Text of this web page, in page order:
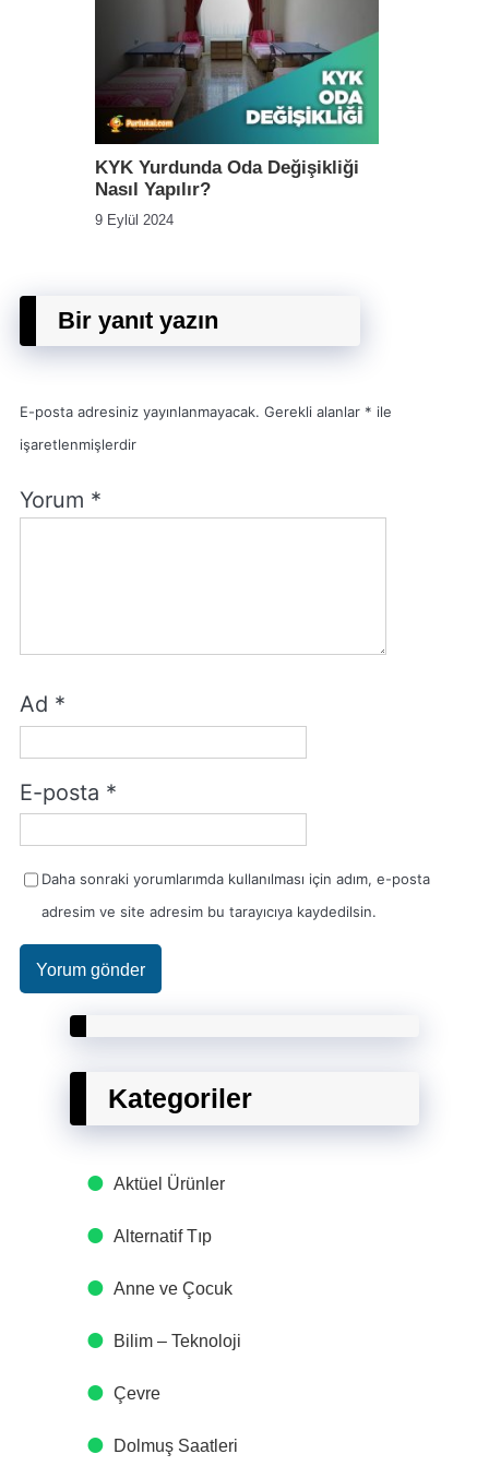
KYK Yurdunda Oda Değişikliği
Nasıl Yapılır?
9 Eylül 2024
Bir yanıt yazın
E-posta adresiniz yayınlanmayacak. Gerekli alanlar * ile
işaretlenmişlerdir
Yorum *
Ad *
E-posta *
Daha sonraki yorumlarımda kullanılması için adım, e-posta
adresim ve site adresim bu tarayıcıya kaydedilsin.
Kategoriler
Aktüel Ürünler
Alternatif Tıp
Anne ve Çocuk
Bilim – Teknoloji
Çevre
Dolmuş Saatleri